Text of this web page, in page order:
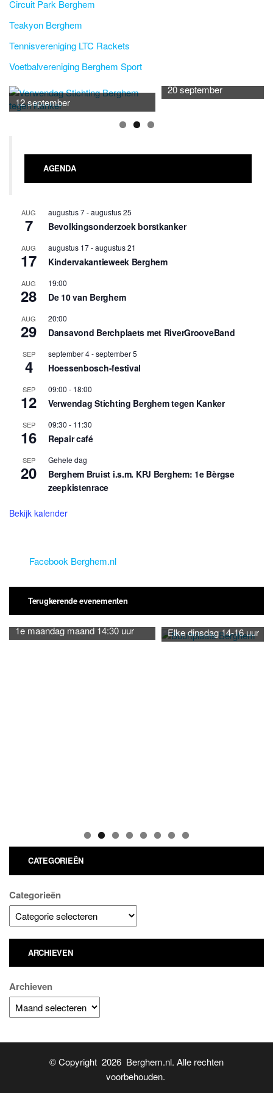
Circuit Park Berghem
Teakyon Berghem
Tennisvereniging LTC Rackets
Voetbalvereniging Berghem Sport
12 september
20 september
AGENDA
AUG
7
augustus 7-augustus 25
Bevolkingsonderzoek borstkanker
AUG
17
augustus 17-augustus 21
Kindervakantieweek Berghem
AUG
28
19:00
De 10 van Berghem
AUG
29
20:00
Dansavond Berchplaets met RiverGrooveBand
SEP
4
september 4-september 5
Hoessenbosch-festival
SEP
12
09:00 - 18:00
Verwendag Stichting Berghem tegen Kanker
SEP
16
09:30 - 11:30
Repair café
SEP
20
Gehele dag
Berghem Bruist i.s.m. KPJ Berghem: 1e Bèrgse
zeepkistenrace
Bekijk kalender
Facebook Berghem.nl
Terugkerende evenementen
1e maandag maand 14:30 uur Elke dinsdag 14-16 uur
CATEGORIEËN
Categorieën
ARCHIEVEN
Archieven
© Copyright 2026 Berghem.nl. Alle rechten
voorbehouden.